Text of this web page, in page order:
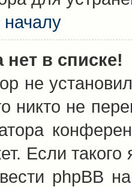
началу
в списке!
не
никто не
Если
phpBB